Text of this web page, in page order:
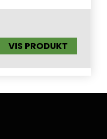
VIS PRODUKT